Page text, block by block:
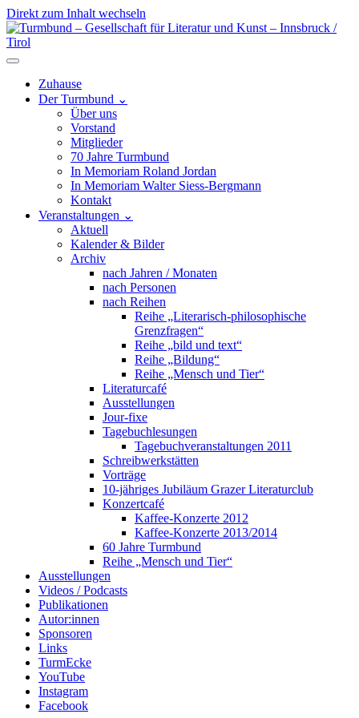
Direkt zum Inhalt wechseln
Hauptnavigation
Zuhause
Der Turmbund ⌄
Über uns
Vorstand
Mitglieder
70 Jahre Turmbund
In Memoriam Roland Jordan
In Memoriam Walter Siess-Bergmann
Kontakt
Veranstaltungen ⌄
Aktuell
Kalender & Bilder
Archiv
nach Jahren / Monaten
nach Personen
nach Reihen
Reihe „Literarisch-philosophische
Grenzfragen“
Reihe „bild und text“
Reihe „Bildung“
Reihe „Mensch und Tier“
Literaturcafé
Ausstellungen
Jour-fixe
Tagebuchlesungen
Tagebuchveranstaltungen 2011
Schreibwerkstätten
Vorträge
10-jähriges Jubiläum Grazer Literaturclub
Konzertcafé
Kaffee-Konzerte 2012
Kaffee-Konzerte 2013/2014
60 Jahre Turmbund
Reihe „Mensch und Tier“
Ausstellungen
Videos / Podcasts
Publikationen
Autor:innen
Sponsoren
Links
TurmEcke
YouTube
Instagram
Facebook